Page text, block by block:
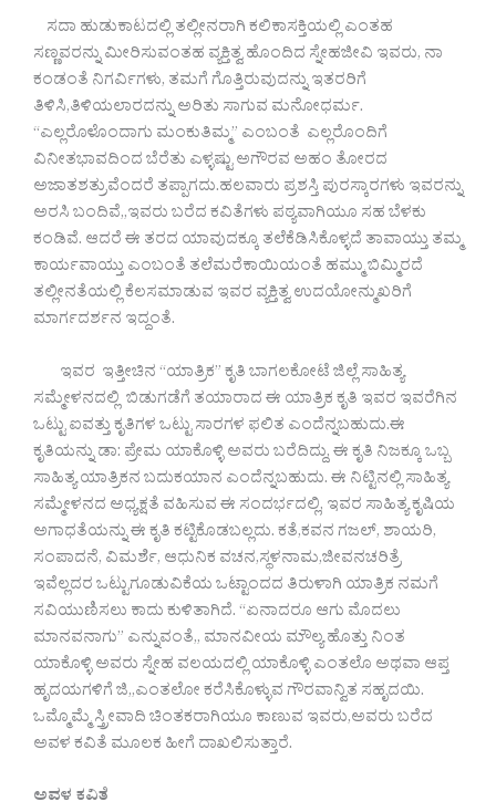
ಸದಾ ಹುಡುಕಾಟದಲ್ಲಿ ತಲ್ಲೀನರಾಗಿ ಕಲಿಕಾಸಕ್ತಿಯಲ್ಲಿ ಎಂತಹ
ಸಣ್ಣವರನ್ನು ಮೀರಿಸುವಂತಹ ವ್ಯಕ್ತಿತ್ವ ಹೊಂದಿದ ಸ್ನೇಹಜೀವಿ ಇವರು, ನಾ
ಕಂಡಂತೆ ನಿಗರ್ವಿಗಳು, ತಮಗೆ ಗೊತ್ತಿರುವುದನ್ನು ಇತರರಿಗೆ
ತಿಳಿಸಿ,ತಿಳಿಯಲಾರದನ್ನು ಅರಿತು ಸಾಗುವ ಮನೋಧರ್ಮ.
“ಎಲ್ಲರೊಳೊಂದಾಗು ಮಂಕುತಿಮ್ಮ” ಎಂಬಂತೆ ಎಲ್ಲರೊಂದಿಗೆ
ವಿನೀತಭಾವದಿಂದ ಬೆರೆತು ಎಳ್ಳಷ್ಟು ಅಗೌರವ ಅಹಂ ತೋರದ
ಅಜಾತಶತ್ರುವೆಂದರೆ ತಪ್ಪಾಗದು.ಹಲವಾರು ಪ್ರಶಸ್ತಿ ಪುರಸ್ಕಾರಗಳು ಇವರನ್ನು
ಅರಸಿ ಬಂದಿವೆ,,ಇವರು ಬರೆದ ಕವಿತೆಗಳು ಪಠ್ಯವಾಗಿಯೂ ಸಹ ಬೆಳಕು
ಕಂಡಿವೆ. ಆದರೆ ಈ ತರದ ಯಾವುದಕ್ಕೂ ತಲೆಕೆಡಿಸಿಕೊಳ್ಳದೆ ತಾವಾಯ್ತು ತಮ್ಮ
ಕಾರ್ಯವಾಯ್ತು ಎಂಬಂತೆ ತಲೆಮರೆಕಾಯಿಯಂತೆ ಹಮ್ಮು ಬಿಮ್ಮಿರದೆ
ತಲ್ಲೀನತೆಯಲ್ಲಿ ಕೆಲಸಮಾಡುವ ಇವರ ವ್ಯಕ್ತಿತ್ವ ಉದಯೋನ್ಮುಖರಿಗೆ
ಮಾರ್ಗದರ್ಶನ ಇದ್ದಂತೆ.
ಇವರ ಇತ್ತೀಚಿನ “ಯಾತ್ರಿಕ” ಕೃತಿ ಬಾಗಲಕೋಟೆ ಜಿಲ್ಲೆ ಸಾಹಿತ್ಯ
ಸಮ್ಮೇಳನದಲ್ಲಿ ಬಿಡುಗಡೆಗೆ ತಯಾರಾದ ಈ ಯಾತ್ರಿಕ ಕೃತಿ ಇವರ ಇವರೆಗಿನ
ಒಟ್ಟು ಐವತ್ತು ಕೃತಿಗಳ ಒಟ್ಟು ಸಾರಗಳ ಫಲಿತ ಎಂದೆನ್ನಬಹುದು.ಈ
ಕೃತಿಯನ್ನು ಡಾ: ಪ್ರೇಮ ಯಾಕೊಳ್ಳಿ ಅವರು ಬರೆದಿದ್ದು, ಈ ಕೃತಿ ನಿಜಕ್ಕೂ ಒಬ್ಬ
ಸಾಹಿತ್ಯ ಯಾತ್ರಿಕನ ಬದುಕಯಾನ ಎಂದೆನ್ನಬಹುದು. ಈ ನಿಟ್ಟಿನಲ್ಲಿ ಸಾಹಿತ್ಯ
ಸಮ್ಮೇಳನದ ಅಧ್ಯಕ್ಷತೆ ವಹಿಸುವ ಈ ಸಂದರ್ಭದಲ್ಲಿ, ಇವರ ಸಾಹಿತ್ಯ ಕೃಷಿಯ
ಅಗಾಧತೆಯನ್ನು ಈ ಕೃತಿ ಕಟ್ಟಿಕೊಡಬಲ್ಲದು. ಕತೆ,ಕವನ ಗಜಲ್, ಶಾಯರಿ,
ಸಂಪಾದನೆ, ವಿಮರ್ಶೆ, ಆಧುನಿಕ ವಚನ,ಸ್ಥಳನಾಮ,ಜೀವನಚರಿತ್ರೆ
ಇವೆಲ್ಲದರ ಒಟ್ಟುಗೂಡುವಿಕೆಯ ಒಟ್ಟಾಂದದ ತಿರುಳಾಗಿ ಯಾತ್ರಿಕ ನಮಗೆ
ಸವಿಯುಣಿಸಲು ಕಾದು ಕುಳಿತಾಗಿದೆ. “ಏನಾದರೂ ಆಗು ಮೊದಲು
ಮಾನವನಾಗು” ಎನ್ನುವಂತೆ,, ಮಾನವೀಯ ಮೌಲ್ಯ ಹೊತ್ತು ನಿಂತ
ಯಾಕೊಳ್ಳಿ ಅವರು ಸ್ನೇಹ ವಲಯದಲ್ಲಿ ಯಾಕೊಳ್ಳಿ ಎಂತಲೊ ಅಥವಾ ಆಪ್ತ
ಹೃದಯಗಳಿಗೆ ಜಿ,,ಎಂತಲೋ ಕರೆಸಿಕೊಳ್ಳುವ ಗೌರವಾನ್ವಿತ ಸಹೃದಯಿ.
ಒಮ್ಮೊಮ್ಮೆ ಸ್ತ್ರೀವಾದಿ ಚಿಂತಕರಾಗಿಯೂ ಕಾಣುವ ಇವರು,ಅವರು ಬರೆದ
ಅವಳ ಕವಿತೆ ಮೂಲಕ ಹೀಗೆ ದಾಖಲಿಸುತ್ತಾರೆ.
ಅವಳ ಕವಿತೆ